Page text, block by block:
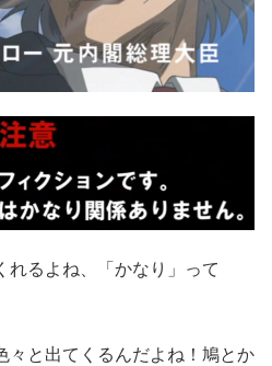
れるよね、「かなり」って
々と出てくるんだよね！鳩とか